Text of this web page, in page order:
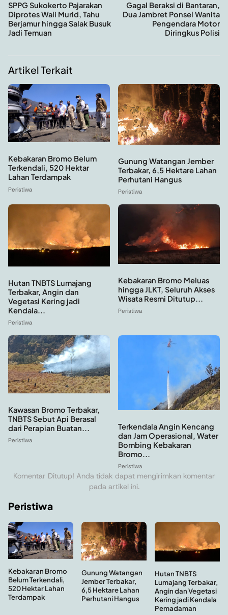
SPPG Sukokerto Pajarakan
Diprotes Wali Murid, Tahu
Berjamur hingga Salak Busuk
Jadi Temuan
Gagal Beraksi di Bantaran,
Dua Jambret Ponsel Wanita
Pengendara Motor
Diringkus Polisi
Artikel Terkait
Kebakaran Bromo Belum
Terkendali, 520 Hektar
Lahan Terdampak
Peristiwa
Gunung Watangan Jember
Terbakar, 6,5 Hektare Lahan
Perhutani Hangus
Peristiwa
Hutan TNBTS Lumajang
Terbakar, Angin dan
Vegetasi Kering jadi
Kendala...
Peristiwa
Kebakaran Bromo Meluas
hingga JLKT, Seluruh Akses
Wisata Resmi Ditutup...
Peristiwa
Kawasan Bromo Terbakar,
TNBTS Sebut Api Berasal
dari Perapian Buatan...
Peristiwa
Terkendala Angin Kencang
dan Jam Operasional, Water
Bombing Kebakaran
Bromo...
Peristiwa
Komentar Ditutup! Anda tidak dapat mengirimkan komentar
pada artikel ini.
Peristiwa
Kebakaran Bromo
Belum Terkendali,
520 Hektar Lahan
Terdampak
Gunung Watangan
Jember Terbakar,
6,5 Hektare Lahan
Perhutani Hangus
Hutan TNBTS
Lumajang Terbakar,
Angin dan Vegetasi
Kering jadi Kendala
Pemadaman